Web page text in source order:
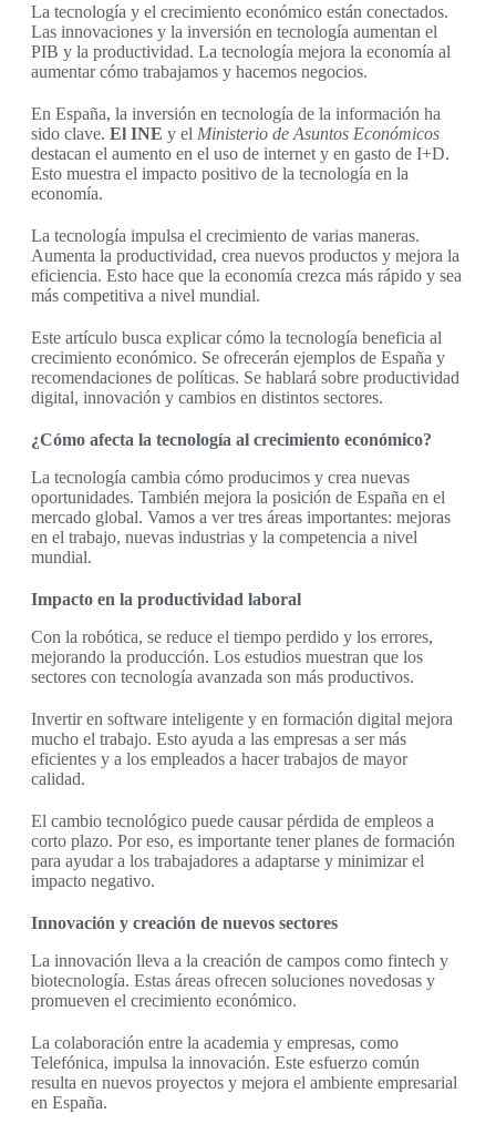
La tecnología y el crecimiento económico están conectados.
Las innovaciones y la inversión en tecnología aumentan el
PIB y la productividad. La tecnología mejora la economía al
aumentar cómo trabajamos y hacemos negocios.
En España, la inversión en tecnología de la información ha
sido clave. El INE y el Ministerio de Asuntos Económicos
destacan el aumento en el uso de internet y en gasto de I+D.
Esto muestra el impacto positivo de la tecnología en la
economía.
La tecnología impulsa el crecimiento de varias maneras.
Aumenta la productividad, crea nuevos productos y mejora la
eficiencia. Esto hace que la economía crezca más rápido y sea
más competitiva a nivel mundial.
Este artículo busca explicar cómo la tecnología beneficia al
crecimiento económico. Se ofrecerán ejemplos de España y
recomendaciones de políticas. Se hablará sobre productividad
digital, innovación y cambios en distintos sectores.
¿Cómo afecta la tecnología al crecimiento económico?
La tecnología cambia cómo producimos y crea nuevas
oportunidades. También mejora la posición de España en el
mercado global. Vamos a ver tres áreas importantes: mejoras
en el trabajo, nuevas industrias y la competencia a nivel
mundial.
Impacto en la productividad laboral
Con la robótica, se reduce el tiempo perdido y los errores,
mejorando la producción. Los estudios muestran que los
sectores con tecnología avanzada son más productivos.
Invertir en software inteligente y en formación digital mejora
mucho el trabajo. Esto ayuda a las empresas a ser más
eficientes y a los empleados a hacer trabajos de mayor
calidad.
El cambio tecnológico puede causar pérdida de empleos a
corto plazo. Por eso, es importante tener planes de formación
para ayudar a los trabajadores a adaptarse y minimizar el
impacto negativo.
Innovación y creación de nuevos sectores
La innovación lleva a la creación de campos como fintech y
biotecnología. Estas áreas ofrecen soluciones novedosas y
promueven el crecimiento económico.
La colaboración entre la academia y empresas, como
Telefónica, impulsa la innovación. Este esfuerzo común
resulta en nuevos proyectos y mejora el ambiente empresarial
en España.